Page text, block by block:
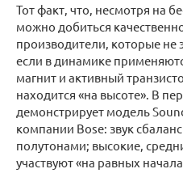
Тот факт, что, несмотря на
можно добиться
производители, которые не
если в динамике
магнит и активный
находится «на высоте». В
демонстрирует модель
компании Bose: звук
полутонами; высокие,
участвуют «на равных